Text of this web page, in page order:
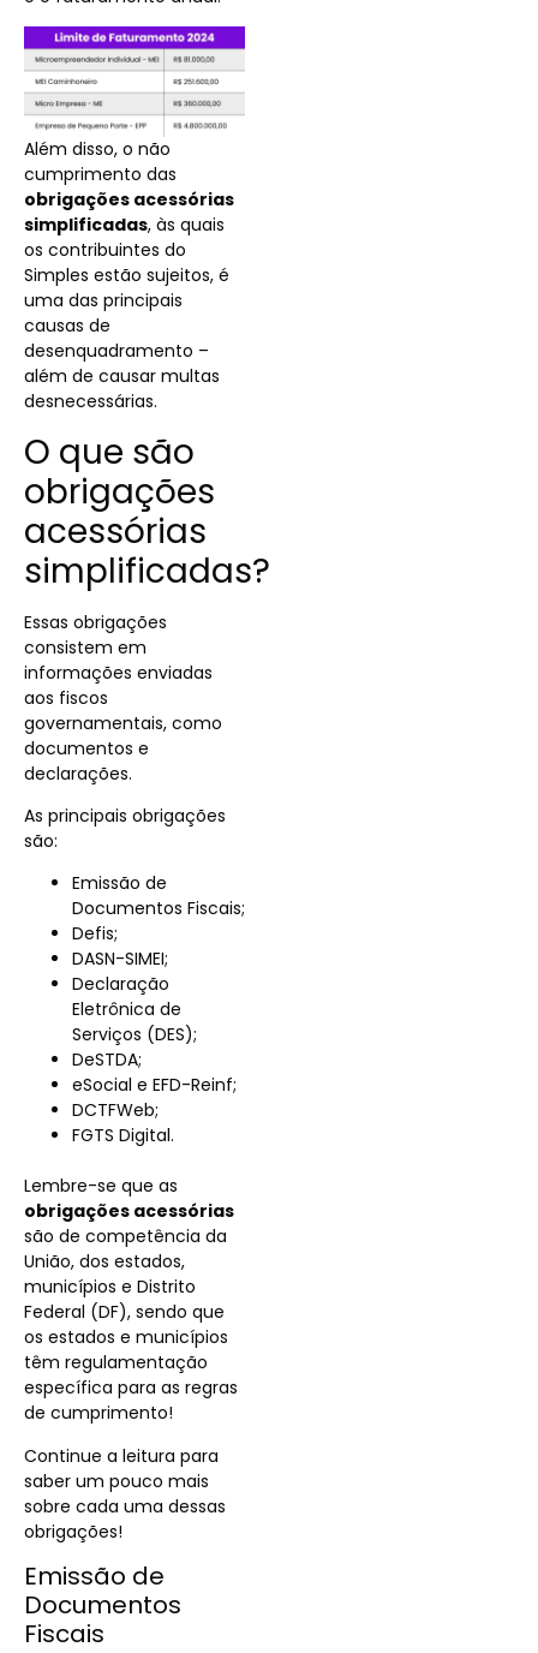
Além disso, o não
cumprimento das
obrigações acessórias
simplificadas, às quais
os contribuintes do
Simples estão sujeitos, é
uma das principais
causas de
desenquadramento –
além de causar multas
desnecessárias.
O que são
obrigações
acessórias
simplificadas?
Essas obrigações
consistem em
informações enviadas
aos fiscos
governamentais, como
documentos e
declarações.
As principais obrigações
são:
Emissão de
Documentos Fiscais;
Defis;
DASN-SIMEI;
Declaração
Eletrônica de
Serviços (DES);
DeSTDA;
eSocial e EFD-Reinf;
DCTFWeb;
FGTS Digital.
Lembre-se que as
obrigações acessórias
são de competência da
União, dos estados,
municípios e Distrito
Federal (DF), sendo que
os estados e municípios
têm regulamentação
específica para as regras
de cumprimento!
Continue a leitura para
saber um pouco mais
sobre cada uma dessas
obrigações!
Emissão de
Documentos
Fiscais